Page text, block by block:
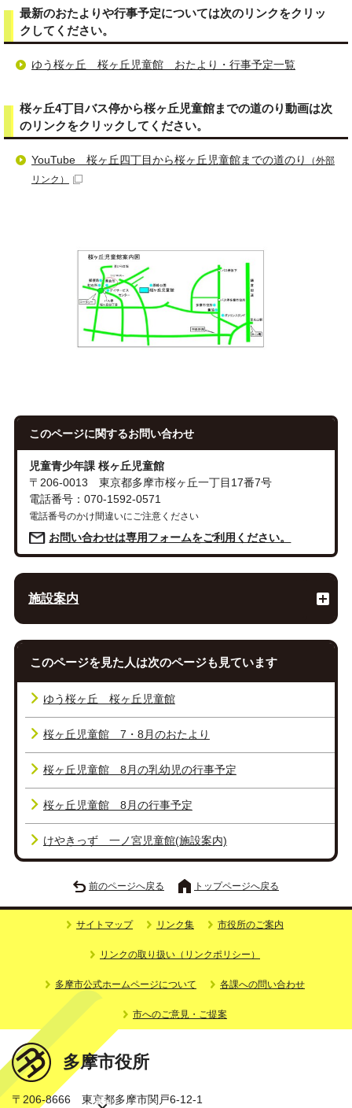
最新のおたよりや行事予定については次のリンクをクリッ
クしてください。
ゆう桜ヶ丘 桜ヶ丘児童館 おたより・行事予定一覧
桜ヶ丘4丁目バス停から桜ヶ丘児童館までの道のり動画は次
のリンクをクリックしてください。
YouTube 桜ヶ丘四丁目から桜ヶ丘児童館までの道のり
（外部
リンク）
このページに関するお問い合わせ
児童青少年課 桜ヶ丘児童館
〒206-0013 東京都多摩市桜ヶ丘一丁目17番7号
電話番号：070-1592-0571
電話番号のかけ間違いにご注意ください
お問い合わせは専用フォームをご利用ください。
施設案内
このページを見た人は次のページも見ています
ゆう桜ヶ丘 桜ヶ丘児童館
桜ヶ丘児童館 7・8月のおたより
桜ヶ丘児童館 8月の乳幼児の行事予定
桜ヶ丘児童館 8月の行事予定
けやきっず 一ノ宮児童館(施設案内)
前のページへ戻る トップページへ戻る
サイトマップ リンク集 市役所のご案内
リンクの取り扱い（リンクポリシー）
多摩市公式ホームページについて 各課への問い合わせ
市へのご意見・ご提案
多摩市役所
〒206-8666 東京都多摩市関戸6-12-1